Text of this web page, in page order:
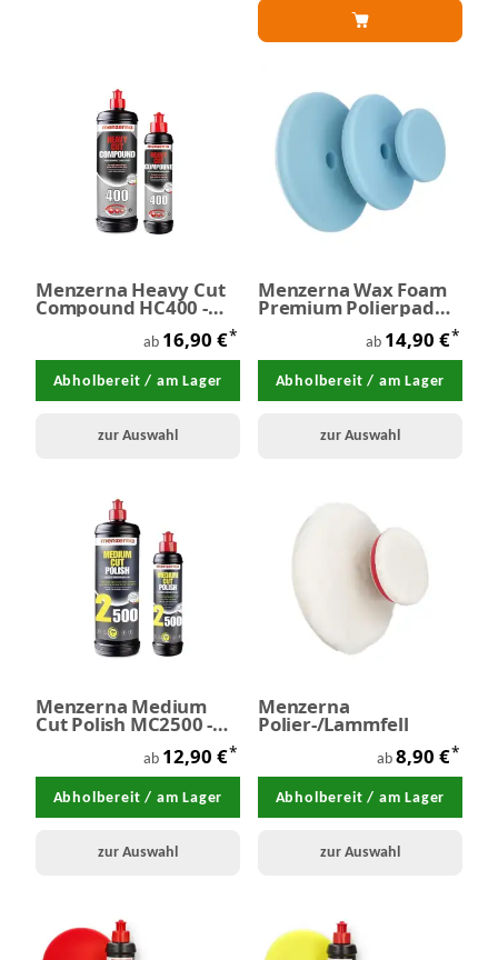
Menzerna Heavy Cut
Compound HC400 -
Schleifpaste
ab 16,90 €*
Abholbereit / am Lager
zur Auswahl
Menzerna Wax Foam
Premium Polierpad
ab 14,90 €*
Abholbereit / am Lager
zur Auswahl
Menzerna Medium
Cut Polish MC2500 -
ab 12,90 €*
Abholbereit / am Lager
zur Auswahl
Menzerna
Polier-/Lammfell
ab 8,90 €*
Abholbereit / am Lager
zur Auswahl